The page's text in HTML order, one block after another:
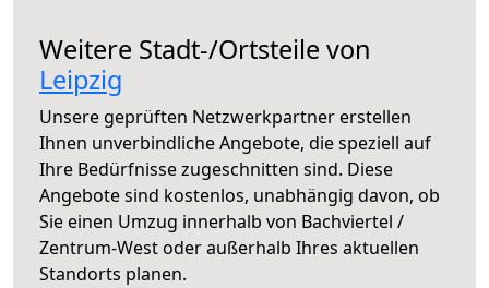
Weitere Stadt-/Ortsteile von
Leipzig
Unsere geprüften Netzwerkpartner erstellen
Ihnen unverbindliche Angebote, die speziell auf
Ihre Bedürfnisse zugeschnitten sind. Diese
Angebote sind kostenlos, unabhängig davon, ob
Sie einen Umzug innerhalb von Bachviertel /
Zentrum-West oder außerhalb Ihres aktuellen
Standorts planen.